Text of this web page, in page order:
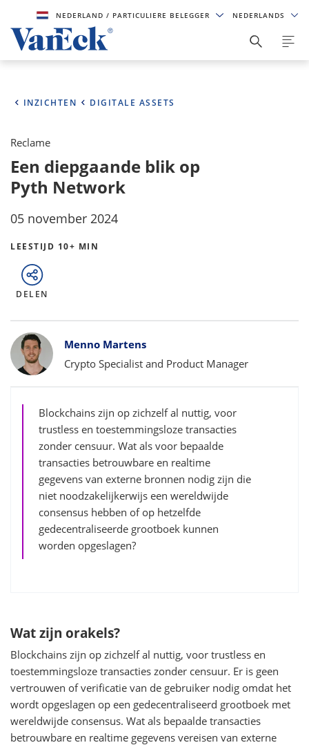
NEDERLAND/ PARTICULIERE BELEGGER NEDERLANDS
INZICHTEN DIGITALE ASSETS
Reclame
Een diepgaande blik op
Pyth Network
05 november 2024
LEESTIJD 10+ MIN
DELEN
Bylines
Menno Martens
Crypto Specialist and Product Manager
Blockchains zijn op zichzelf al nuttig, voor
trustless en toestemmingsloze transacties
zonder censuur. Wat als voor bepaalde
transacties betrouwbare en realtime
gegevens van externe bronnen nodig zijn die
niet noodzakelijkerwijs een wereldwijde
consensus hebben of op hetzelfde
gedecentraliseerde grootboek kunnen
worden opgeslagen?
Wat zijn orakels?
Blockchains zijn op zichzelf al nuttig, voor trustless en
toestemmingsloze transacties zonder censuur. Er is geen
vertrouwen of verificatie van de gebruiker nodig omdat het
wordt opgeslagen op een gedecentraliseerd grootboek met
wereldwijde consensus. Wat als bepaalde transacties
betrouwbare en realtime gegevens vereisen van externe